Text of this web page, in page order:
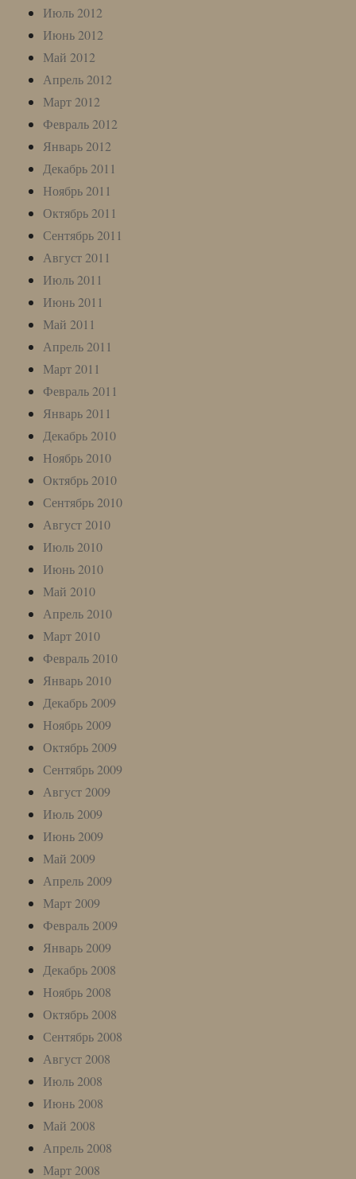
Июль 2012
Июнь 2012
Май 2012
Апрель 2012
Март 2012
Февраль 2012
Январь 2012
Декабрь 2011
Ноябрь 2011
Октябрь 2011
Сентябрь 2011
Август 2011
Июль 2011
Июнь 2011
Май 2011
Апрель 2011
Март 2011
Февраль 2011
Январь 2011
Декабрь 2010
Ноябрь 2010
Октябрь 2010
Сентябрь 2010
Август 2010
Июль 2010
Июнь 2010
Май 2010
Апрель 2010
Март 2010
Февраль 2010
Январь 2010
Декабрь 2009
Ноябрь 2009
Октябрь 2009
Сентябрь 2009
Август 2009
Июль 2009
Июнь 2009
Май 2009
Апрель 2009
Март 2009
Февраль 2009
Январь 2009
Декабрь 2008
Ноябрь 2008
Октябрь 2008
Сентябрь 2008
Август 2008
Июль 2008
Июнь 2008
Май 2008
Апрель 2008
Март 2008